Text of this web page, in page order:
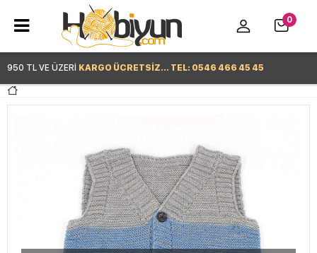
950 TL VE ÜZERİ KARGO ÜCRETSİZ... TEL: 0546 466 45 45
0